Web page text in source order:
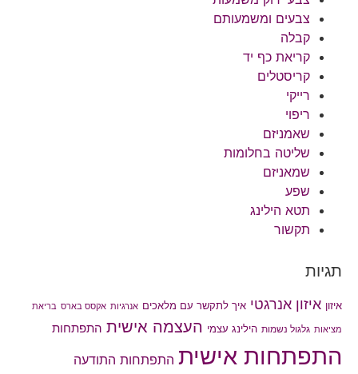
צבעים ומשמעותם
קבלה
קריאת כף יד
קריסטלים
רייקי
ריפוי
שאמניזם
שליטה בחלומות
שמאניזם
שפע
תטא הילינג
תקשור
תגיות
איזון איזון אנרגטי איך לתקשר עם מלאכים אנרגיות אקסס בארס בריאת
מציאות גלגול נשמות הילינג עצמי העצמה אישית התפתחות
התפתחות אישית התפתחות התודעה